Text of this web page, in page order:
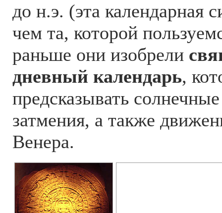
до н.э. (эта календарная
чем та, которой
раньше они изобрели
дневный календарь,
предсказывать
затмения, а также
Венера.